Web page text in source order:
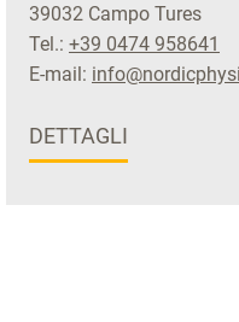
39032 Campo Tures
Tel.: +39 0474 958641
E-mail:
DETTAGLI